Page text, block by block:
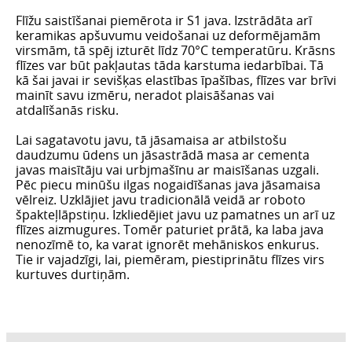
Flīžu saistīšanai piemērota ir S1 java. Izstrādāta arī
keramikas apšuvumu veidošanai uz deformējamām
virsmām, tā spēj izturēt līdz 70°C temperatūru. Krāsns
flīzes var būt pakļautas tāda karstuma iedarbībai. Tā
kā šai javai ir sevišķas elastības īpašības, flīzes var brīvi
mainīt savu izmēru, neradot plaisāšanas vai
atdalīšanās risku.
Lai sagatavotu javu, tā jāsamaisa ar atbilstošu
daudzumu ūdens un jāsastrādā masa ar cementa
javas maisītāju vai urbjmašīnu ar maisīšanas uzgali.
Pēc piecu minūšu ilgas nogaidīšanas java jāsamaisa
vēlreiz. Uzklājiet javu tradicionālā veidā ar roboto
špakteļlāpstiņu. Izkliedējiet javu uz pamatnes un arī uz
flīzes aizmugures. Tomēr paturiet prātā, ka laba java
nenozīmē to, ka varat ignorēt mehāniskos enkurus.
Tie ir vajadzīgi, lai, piemēram, piestiprinātu flīzes virs
kurtuves durtiņām.